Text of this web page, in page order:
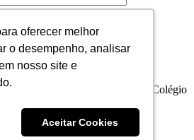
oferecer melhor
o desempenho, analisar
nosso site e
Aceitar Cookies
oferecer melhor
o desempenho, analisar
nosso site e
Aceitar Cookies
em receber informativos do Colégio
os direitos reservados.